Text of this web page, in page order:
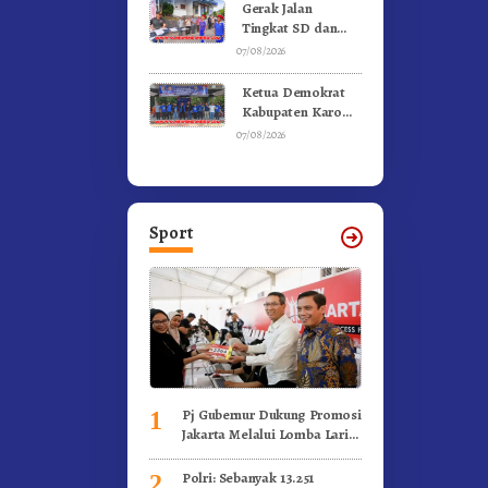
Gerak Jalan
Tingkat SD dan
SMP Untuk
Ke-81 Dibuka
Sekda Karo
07/08/2026
Ketua Demokrat
Kabupaten Karo
Pimpin Laskar Biru
07/08/2026
Sport
1
Pj Gubernur Dukung Promosi
Jakarta Melalui Lomba Lari
Polri: Sebanyak 13.251